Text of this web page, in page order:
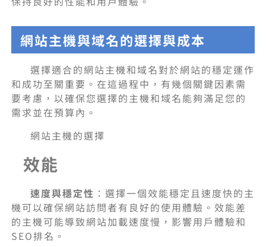
網站主機與域名的選擇與成本
選擇適合的網站主機和域名對於網站的穩定運作
和成功至關重要。在這過程中，有幾個關鍵因素需
要考慮，以確保您選擇的主機和域名能夠滿足您的
需求並在預算內。
網站主機的選擇
效能
速度與穩定性 ：選擇一個效能穩定且速度快的主
機可以確保網站訪問者有良好的使用體驗。效能差
的主機可能導致網站加載速度慢，影響用戶體驗和
SEO排名。